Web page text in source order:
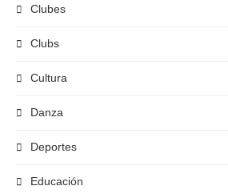
Clubes
Clubs
Cultura
Danza
Deportes
Educación